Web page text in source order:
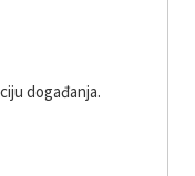
događanja.